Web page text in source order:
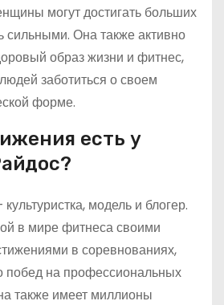
могут достигать больших
сильными. Она также активно
образ жизни и фитнес,
заботиться о своем
форме.
есть у
модель и блогер.
в мире фитнеса своими
в соревнованиях,
побед на профессиональных
также имеет миллионы